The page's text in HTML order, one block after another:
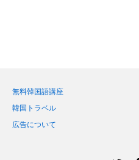
無料韓国語講座
韓国トラベル
広告について